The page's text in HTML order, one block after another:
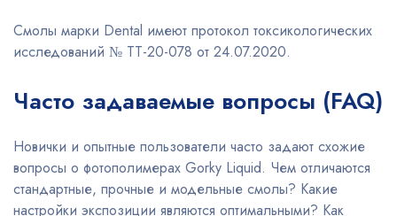
Смолы марки Dental имеют протокол токсикологических
исследований № TT-20-078 от 24.07.2020.
Часто задаваемые вопросы (FAQ)
Новички и опытные пользователи часто задают схожие
вопросы о фотополимерах Gorky Liquid. Чем отличаются
стандартные, прочные и модельные смолы? Какие
настройки экспозиции являются оптимальными? Как